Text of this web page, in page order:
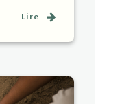
Lire